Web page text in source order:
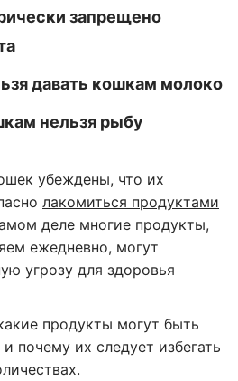
запрещено
давать кошкам молоко
нельзя рыбу
убеждены, что их
лакомиться продуктами
деле многие продукты,
ежедневно, могут
угрозу для здоровья
продукты могут быть
почему их следует избегать